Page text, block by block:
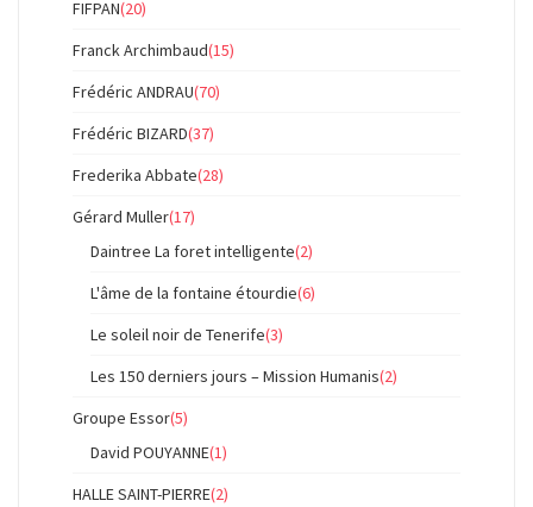
FIFPAN(20)
Franck Archimbaud(15)
Frédéric ANDRAU(70)
Frédéric BIZARD(37)
Frederika Abbate(28)
Gérard Muller(17)
Daintree La foret intelligente(2)
L'âme de la fontaine étourdie(6)
Le soleil noir de Tenerife(3)
Les 150 derniers jours – Mission Humanis(2)
Groupe Essor(5)
David POUYANNE(1)
HALLE SAINT-PIERRE(2)